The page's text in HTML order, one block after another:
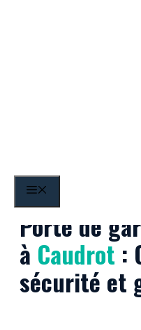
Porte de
à Caudrot:
sécurité et